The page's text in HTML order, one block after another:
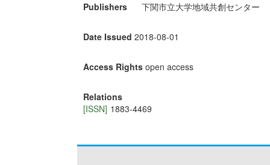
Publishers 下関市立大学地域共創センター
Date Issued 2018-08-01
Access Rights open access
Relations
[ISSN] 1883-4469